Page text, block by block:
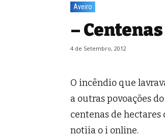
Aveiro
–
4 de Setembro, 2012
O incêndio que
a outras povoações
centenas de
notiia o i online.